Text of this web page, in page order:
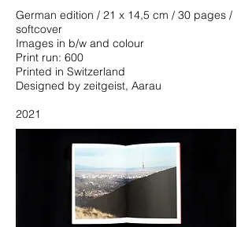
German edition / 21 x 14,5 cm / 30 pages /
softcover
Images in b/w and colour
Print run: 600
Printed in Switzerland
Designed by zeitgeist, Aarau
2021